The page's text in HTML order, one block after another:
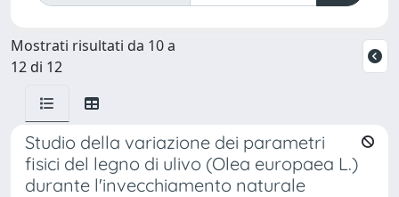
Mostrati risultati da 10 a
12 di 12
Studio della variazione dei parametri
fisici del legno di ulivo (Olea europaea L.)
durante l'invecchiamento naturale